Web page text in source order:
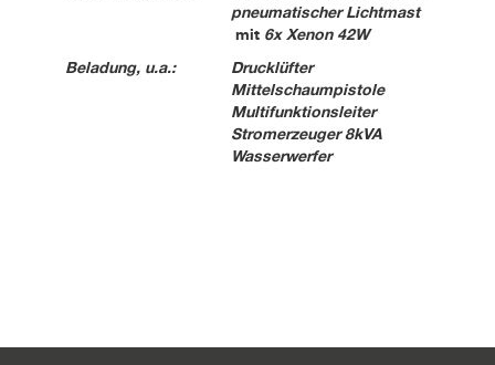
pneumatischer Lichtmast
mit 6x Xenon 42W
Beladung, u.a.:
Drucklüfter
Mittelschaumpistole
Multifunktionsleiter
Stromerzeuger 8kVA
Wasserwerfer